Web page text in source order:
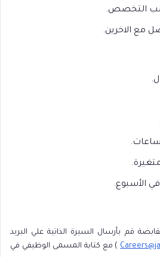
التخصص.
مع الاخرين.
قم بأرسال السيرة الذاتية علي البريد
) مع كتابة المسمى الوظيفي في